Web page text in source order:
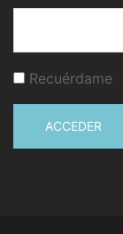
Recuérdame
ACCEDER